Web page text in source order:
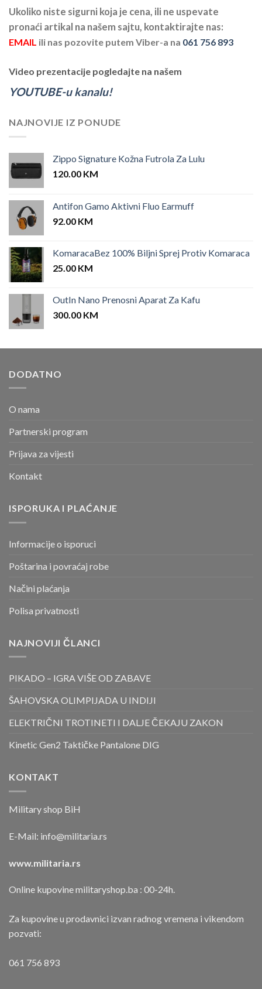
Ukoliko niste sigurni koja je cena, ili ne uspevate
pronaći artikal na našem sajtu, kontaktirajte nas:
EMAIL ili nas pozovite putem Viber-a na 061 756 893
Video prezentacije pogledajte na našem
YOUTUBE-u kanalu!
NAJNOVIJE IZ PONUDE
Zippo Signature Kožna Futrola Za Lulu
120.00 KM
Antifon Gamo Aktivni Fluo Earmuff
92.00 KM
KomaracaBez 100% Biljni Sprej Protiv Komaraca
25.00 KM
OutIn Nano Prenosni Aparat Za Kafu
300.00 KM
DODATNO
O nama
Partnerski program
Prijava za vijesti
Kontakt
ISPORUKA I PLAĆANJE
Informacije o isporuci
Poštarina i povraćaj robe
Načini plaćanja
Polisa privatnosti
NAJNOVIJI ČLANCI
PIKADO – IGRA VIŠE OD ZABAVE
ŠAHOVSKA OLIMPIJADA U INDIJI
ELEKTRIČNI TROTINETI I DALJE ČEKAJU ZAKON
Kinetic Gen2 Taktičke Pantalone DIG
KONTAKT
Military shop BiH
E-Mail: info@militaria.rs
www.militaria.rs
Online kupovine militaryshop.ba : 00-24h.
Za kupovine u prodavnici izvan radnog vremena i vikendom
pozvati:
061 756 893